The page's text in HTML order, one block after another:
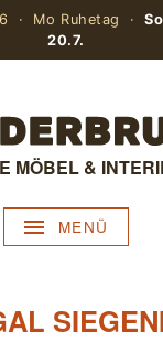
· Mo Ruhetag ·
20.7.
MÖBEL &
MENÜ